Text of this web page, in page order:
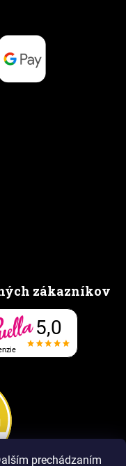
prechádzaním
zákazníkov
5,0